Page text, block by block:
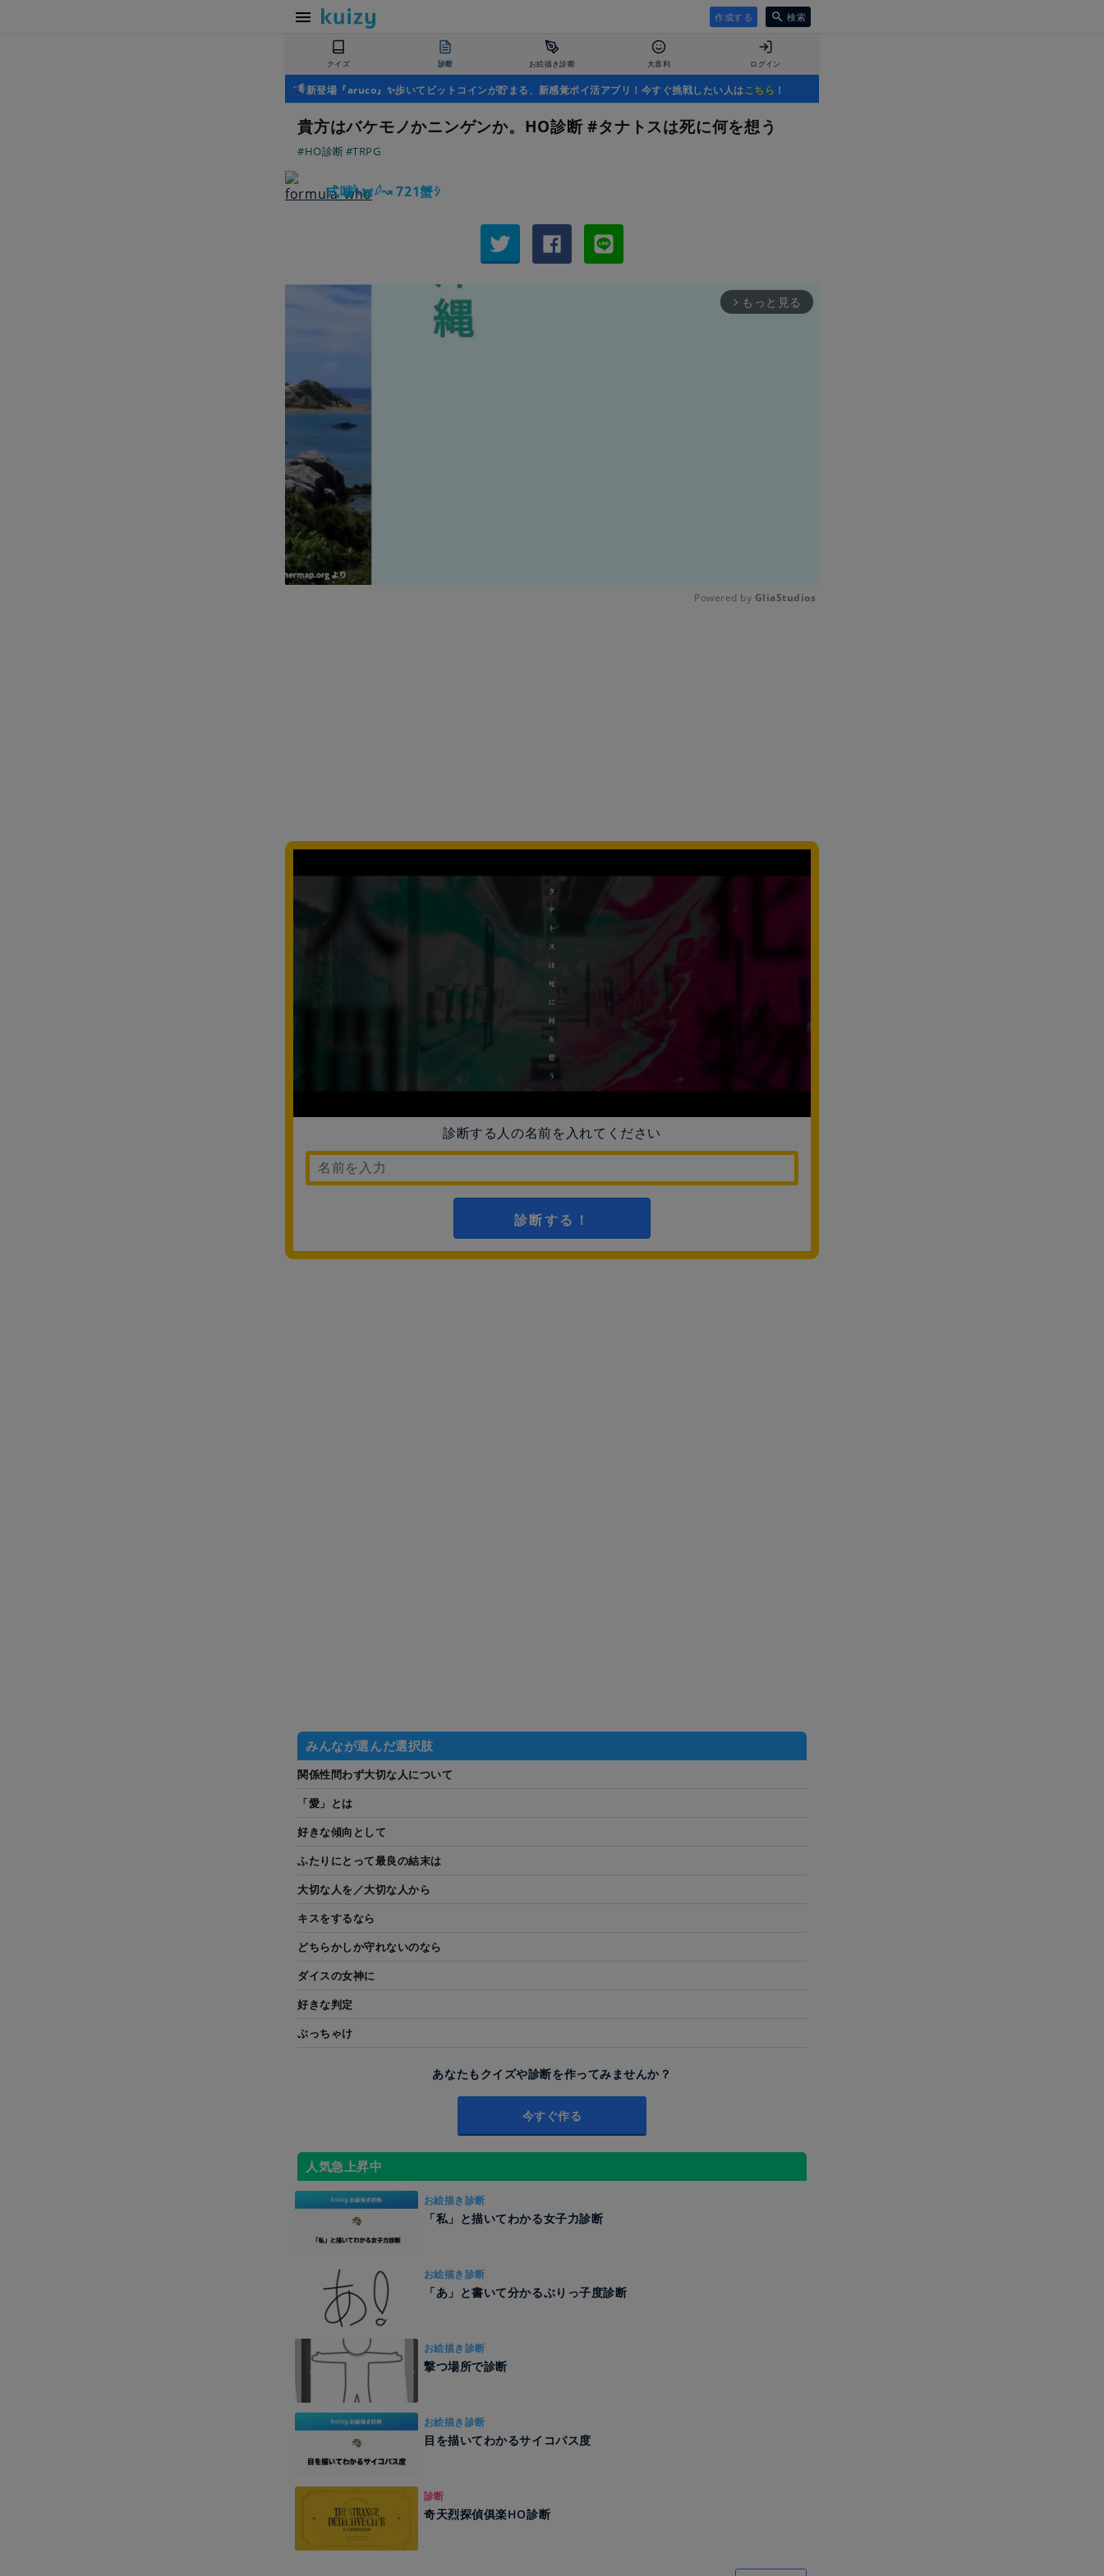
作成する 検索
クイズ 診断 お絵描き診断 大喜利 ログイン
新登場『aruco』✨歩いてビットコインが貯まる、新感覚ポイ活アプリ！今すぐ挑戦したい人はこちら ！
貴方はバケモノかニンゲンか。HO診断 #タナトスは死に何を想う
#HO診断#TRPG
式噛𓆩𖠌𓆪↝ 721蟹ｼ
arrow_forward_ios もっと見る
Powered by GliaStudios
診断する人の名前を入れてください
診断する！
みんなが選んだ選択肢
関係性問わず大切な人について
「愛」とは
好きな傾向として
ふたりにとって最良の結末は
大切な人を／大切な人から
キスをするなら
どちらかしか守れないのなら
ダイスの女神に
好きな判定
ぶっちゃけ
あなたもクイズや診断を作ってみませんか？
今すぐ作る
人気急上昇中
お絵描き診断
「私」と描いてわかる女子力診断
お絵描き診断
「あ」と書いて分かるぶりっ子度診断
お絵描き診断
撃つ場所で診断
お絵描き診断
目を描いてわかるサイコパス度
診断
奇天烈探偵俱楽HO診断